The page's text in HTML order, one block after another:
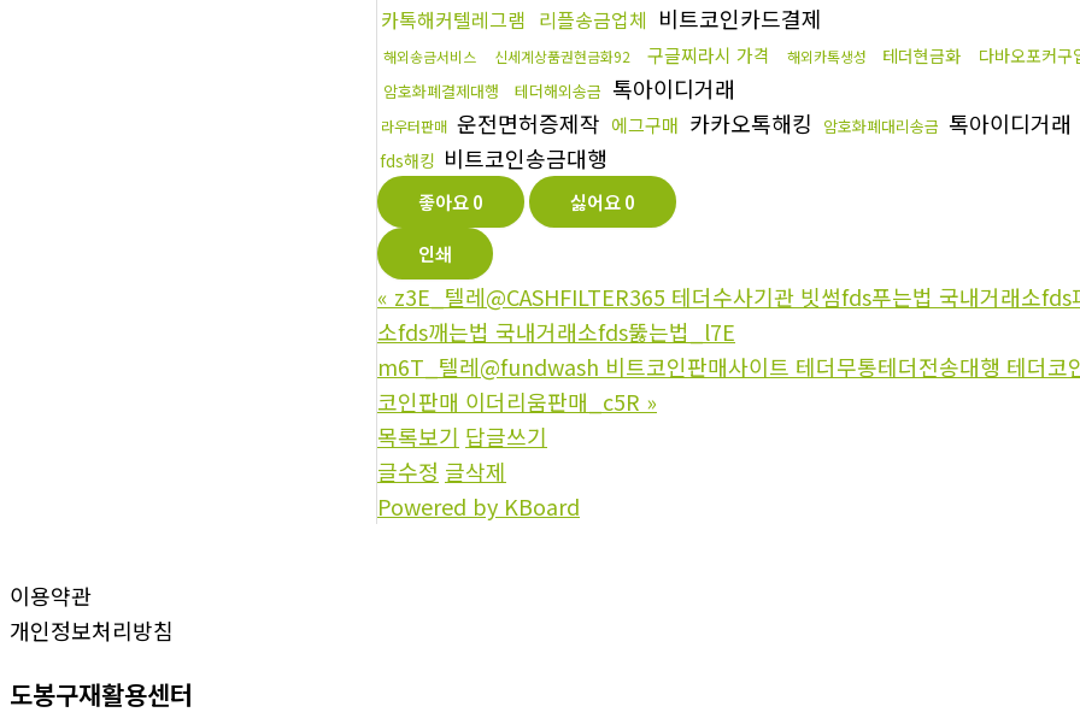
카톡해커텔레그램 리플송금업체 비트코인카드결제
해외송금서비스 신세계상품권현금화92 구글찌라시 가격 해외카톡생성 테더현금화 다바오포커구
암호화폐결제대행 테더해외송금 톡아이디거래
라우터판매 운전면허증제작 에그구매 카카오톡해킹 암호화폐대리송금 톡아이디거래
fds해킹 비트코인송금대행
좋아요0 싫어요0
인쇄
« z3E_텔레@CASHFILTER365 테더수사기관 빗썸fds푸는법 국내거래소
소fds깨는법 국내거래소fds뚫는법_l7E
m6T_텔레@fundwash 비트코인판매사이트 테더무통테더전송대행 테더코
코인판매 이더리움판매_c5R »
목록보기 답글쓰기
글수정 글삭제
Powered by KBoard
이용약관
개인정보처리방침
도봉구재활용센터